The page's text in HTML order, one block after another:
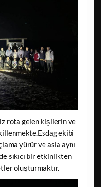
rota gelen kişilerin ve
ekibi
yürür ve asla aynı
sıkıcı bir etkinlikten
oluşturmaktır.